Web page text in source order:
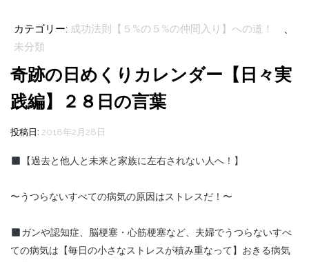
カテゴリー: 成功法則【５%の５%の仲間入り】への道！
、
未分類
奇跡の日めくりカレンダー【日々実
践編】２８日の言葉
投稿日: 2018年2月28日
【過去と他人と未来と家族に左右されない人へ！】
〜うつらないすべての病気の原因はストレスだ！〜
ガンや認知症、脳梗塞・心筋梗塞など、夫婦でうつらないすべ
ての病気は【毎日の小さなストレスが積み重なって】おきる病気